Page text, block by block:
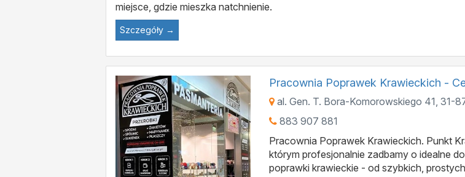
miejsce, gdzie mieszka natchnienie.
Szczegóły →
Pracownia Poprawek Krawieckich -
al. Gen. T. Bora-Komorowskiego 41, 31-
883 907 881
Pracownia Poprawek Krawieckich. Punkt
którym profesjonalnie zadbamy o idealne
poprawki krawieckie - od szybkich,